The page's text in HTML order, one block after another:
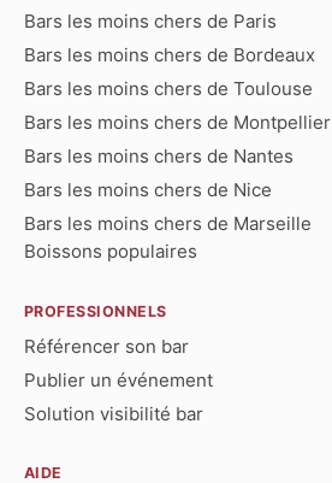
Bars les moins chers de Paris
Bars les moins chers de Bordeaux
Bars les moins chers de Toulouse
Bars les moins chers de Montpellier
Bars les moins chers de Nantes
Bars les moins chers de Nice
Bars les moins chers de Marseille
Boissons populaires
PROFESSIONNELS
Référencer son bar
Publier un événement
Solution visibilité bar
AIDE